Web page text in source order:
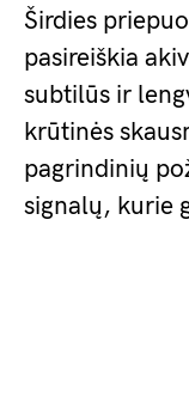
Širdies
pasireiškia
subtilūs ir
krūtinės
pagrindinių
signalų, kurie